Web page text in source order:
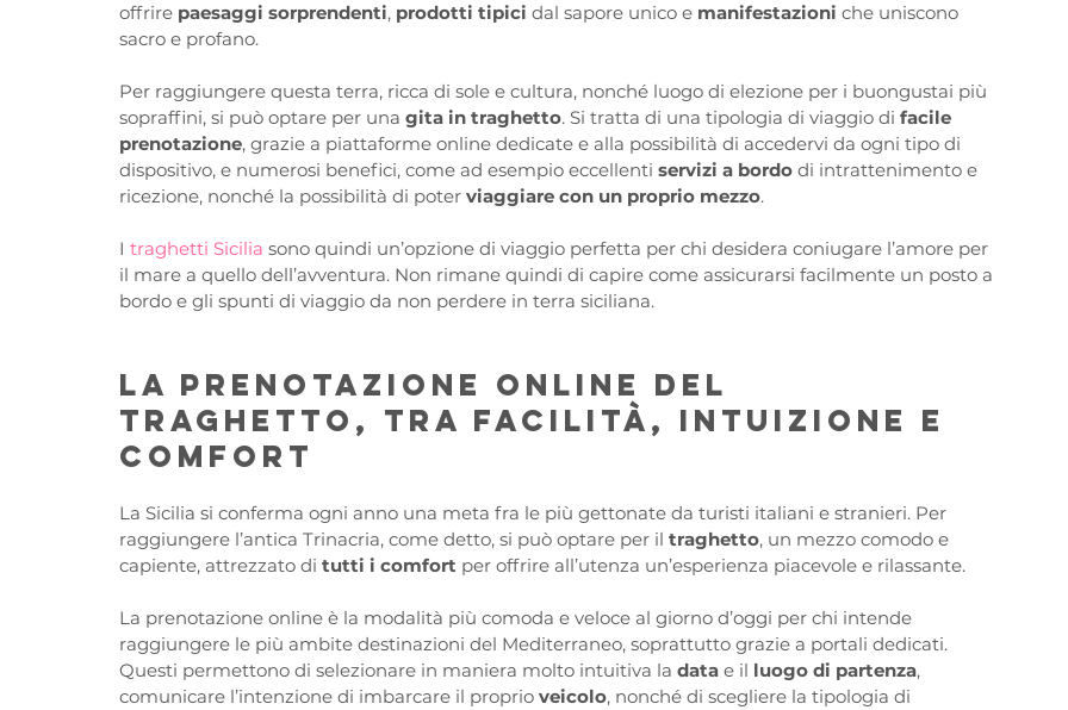
offrire paesaggi sorprendenti, prodotti tipici dal sapore unico e manifestazioni che uniscono
sacro e profano.
Per raggiungere questa terra, ricca di sole e cultura, nonché luogo di elezione per i buongustai più
sopraffini, si può optare per una gita in traghetto. Si tratta di una tipologia di viaggio di facile
prenotazione, grazie a piattaforme online dedicate e alla possibilità di accedervi da ogni tipo di
dispositivo, e numerosi benefici, come ad esempio eccellenti servizi a bordo di intrattenimento e
ricezione, nonché la possibilità di poter viaggiare con un proprio mezzo.
I traghetti Sicilia sono quindi un’opzione di viaggio perfetta per chi desidera coniugare l’amore per
il mare a quello dell’avventura. Non rimane quindi di capire come assicurarsi facilmente un posto a
bordo e gli spunti di viaggio da non perdere in terra siciliana.
La prenotazione online del
traghetto, tra facilità, intuizione e
comfort
La Sicilia si conferma ogni anno una meta fra le più gettonate da turisti italiani e stranieri. Per
raggiungere l’antica Trinacria, come detto, si può optare per il traghetto, un mezzo comodo e
capiente, attrezzato di tutti i comfort per offrire all’utenza un’esperienza piacevole e rilassante.
La prenotazione online è la modalità più comoda e veloce al giorno d’oggi per chi intende
raggiungere le più ambite destinazioni del Mediterraneo, soprattutto grazie a portali dedicati.
Questi permettono di selezionare in maniera molto intuitiva la data e il luogo di partenza,
comunicare l’intenzione di imbarcare il proprio veicolo, nonché di scegliere la tipologia di